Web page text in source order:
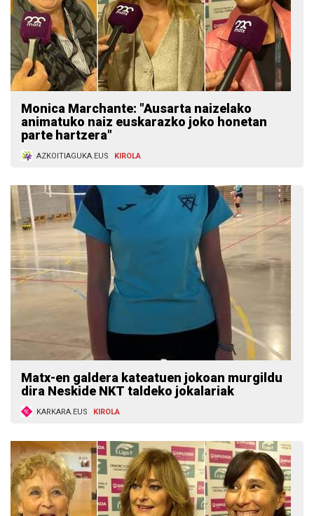
Monica Marchante: "Ausarta naizelako
animatuko naiz euskarazko joko honetan
parte hartzera"
AZKOITIAGUKA.EUS KIROLA
Matx-en galdera kateatuen jokoan murgildu
dira Neskide NKT taldeko jokalariak
KARKARA.EUS KIROLA